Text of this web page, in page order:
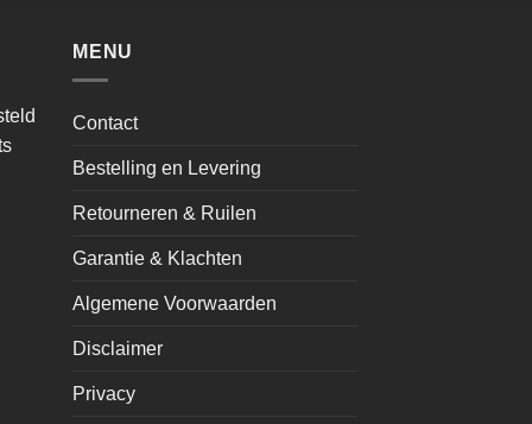
MENU
Contact
Bestelling en Levering
Retourneren & Ruilen
Garantie & Klachten
Algemene Voorwaarden
Disclaimer
Privacy